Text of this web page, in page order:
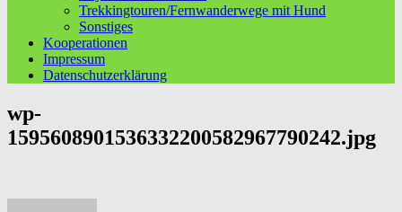
Trekkingtouren/Fernwanderwege mit Hund
Sonstiges
Kooperationen
Impressum
Datenschutzerklärung
wp-
1595608901536332200582967790242.jpg